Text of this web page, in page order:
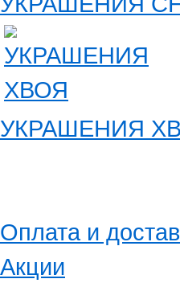
УКРАШЕНИЯ
Оплата и
Акции